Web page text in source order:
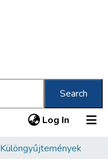
Search
Log In (current)
Különgyűjtemények